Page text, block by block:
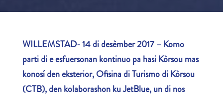
WILLEMSTAD- 14 di desèmber 2017 – Komo
parti die esfuersonan kontinuo pa hasi Kòrsou mas
konosí den eksterior, Ofisina di Turismo di Kòrsou
(CTB), den kolaborashon ku JetBlue, un di nos